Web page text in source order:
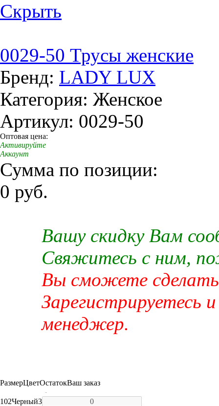
Скрыть
0029-50 Трусы женские
Бренд: LADY LUX
Категория: Женское
Артикул: 0029-50
Оптовая цена:
Активируйте
Аккаунт
Сумма по позиции:
0 руб.
Вашу скидку Вам
Свяжитесь с ним,
Вы сможете сделать
Зарегистрируетесь
менеджер.
РазмерЦветОстатокВаш заказ
102Черный3
-